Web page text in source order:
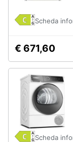
Scheda
€ 671,60
Scheda